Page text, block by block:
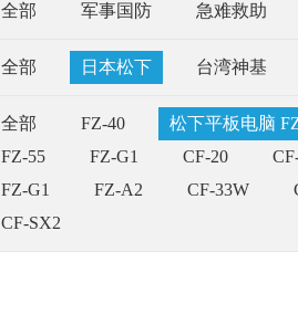
全部 军事国防 急难救助
全部 日本松下 台湾神基
全部 FZ-40
松下平板电脑
FZ-55
FZ-G1 CF-20
FZ-G1
FZ-A2 CF-33W
CF-SX2